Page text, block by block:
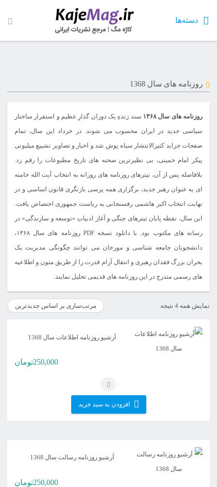
دسته‌ها
روزنامه های سال 1368
روزنامه های سال ۱۳۶۸
سند زندهِ یک دوران گذارِ عظیم و استقرار ساختار
سیاسی جدید در ایران محسوب می شوند. در خرداد این سال، تمام
صفحات جراید کثیرالانتشار سیاه پوش شد و اخبار و تصاویر تشییع میلیونی
پیکر امام خمینی، بی نظیرترین صحنه های تاریخ مطبوعات را رقم زد.
بلافاصله پس از آن، تیترهای روزنامه های روزانه به انتخاب آیت الله خامنه
ای به عنوان رهبر جدید، برگزاری همه پرسی بازنگری قانون اساسی و در
نهایت انتخاب اکبر هاشمی رفسنجانی به ریاست جمهوری اختصاص یافت.
این سال، نقطه پایان تیترهای جنگی و آغاز ادبیاتِ «توسعه و سازندگی» در
رسانه های مکتوب بود. با دانلود نسخه PDF روزنامه های سال ۱۳۶۸،
دانشجویان جامعه شناسی و مورخان می توانند چگونگی مدیریت یک
بحران بزرگ فقدان رهبری و انتقال آرام قدرت را از طریق متون و اطلاعیه
های رسمی مندرج در این روزنامه های قدیمی تحلیل نمایند.
نمایش همه 4 نتیجه
اساس
جدیدترین
آرشیو روزنامه اطلاعات سال 1368
250,000تومان
افزودن به سبد خرید
آرشیو روزنامه رسالت سال 1368
250,000تومان